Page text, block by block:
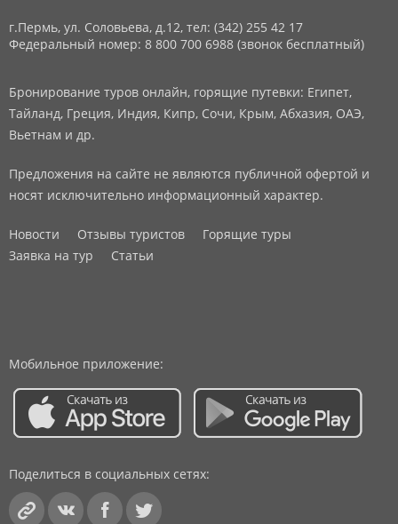
г.Пермь, ул. Соловьева, д.12, тел: (342) 255 42 17
Федеральный номер: 8 800 700 6988 (звонок бесплатный)
Бронирование туров онлайн, горящие путевки: Египет,
Тайланд, Греция, Индия, Кипр, Сочи, Крым, Абхазия, ОАЭ,
Вьетнам и др.
Предложения на сайте не являются публичной офертой и
носят исключительно информационный характер.
Новости Отзывы туристов
Горящие туры
Заявка на тур
Статьи
Мобильное приложение:
Поделиться в социальных сетях: